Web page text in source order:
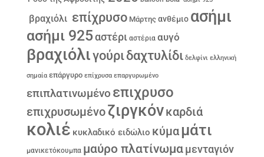
βραχιόλι επίχρυσο Μάρτης ανθέμιο ασήμι
ασήμι 925αστέρι αστέρια αυγό
βραχιόλιγούριδαχτυλίδι δελφίνι ελληνική
σημαία επάργυρο επίχρυσα επαργυρωμένο
επιπλατινωμένο επιχρυσο
επιχρυσωμένοζιργκόνκαρδιά
κολιέ κυκλαδικό ειδώλιο κύμα μάτι
μανικετόκουμπα μαύρο πλατίνωμα μενταγιόν